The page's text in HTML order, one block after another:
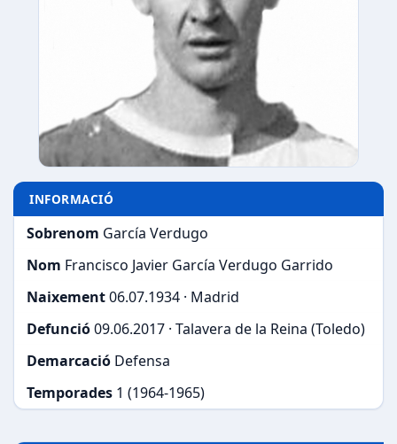
INFORMACIÓ
Sobrenom García Verdugo
Nom Francisco Javier García Verdugo Garrido
Naixement06.07.1934 · Madrid
Defunció09.06.2017 · Talavera de la Reina (Toledo)
Demarcació Defensa
Temporades 1 (1964-1965)